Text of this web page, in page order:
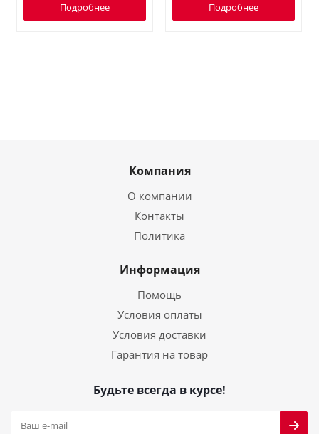
Подробнее Подробнее
Компания
О компании
Контакты
Политика
Информация
Помощь
Условия оплаты
Условия доставки
Гарантия на товар
Будьте всегда в курсе!